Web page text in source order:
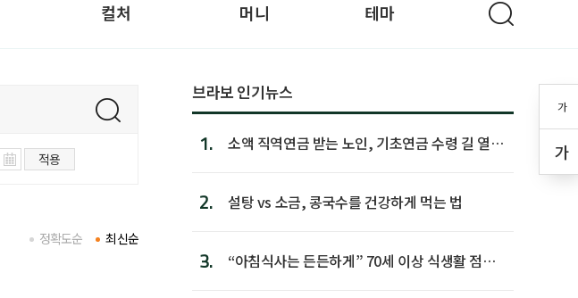
가
가
컬처 머니 테마
적용
최신순
정확도순
브라보 인기뉴스
1.
소액 직역연금 받는 노인, 기초연금 수령 길 열린
2. 설탕 vs 소금, 콩국수를 건강하게 먹는 법
3.
“아침식사는 든든하게” 70세 이상 식생활 점수